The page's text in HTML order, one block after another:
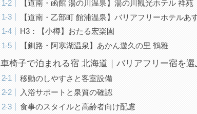
【道南・函館 湯の川温泉】湯の川観光ホテル 祥苑
【道南・乙部町 館浦温泉】バリアフリーホテルあ
H3：【小樽】おたる宏楽園
【釧路・阿寒湖温泉】あかん遊久の里 鶴雅
車椅子で泊まれる宿 北海道｜バリアフリー宿を選
移動のしやすさと客室設備
入浴サポートと泉質の確認
食事のスタイルと高齢者向け配慮